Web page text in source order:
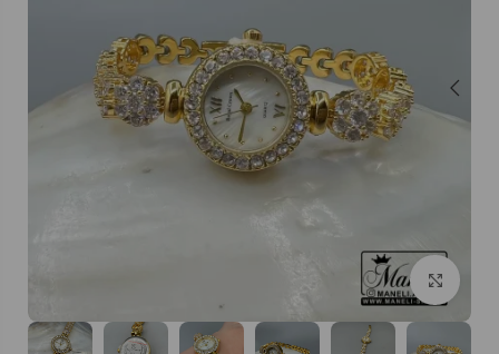
بزرگنمایی تصویر